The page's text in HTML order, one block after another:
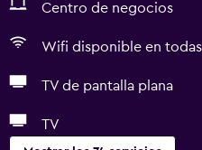
Centro de negocios
Wifi disponible en
TV de pantalla plana
TV